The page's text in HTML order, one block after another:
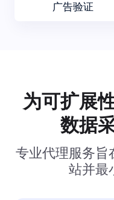
广告验证
为可扩展
数据
专业代理服务旨
站并最